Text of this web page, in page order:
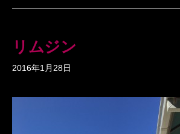
リムジン
2016年1月28日